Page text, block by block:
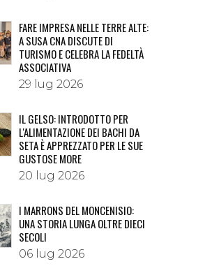
FARE IMPRESA NELLE TERRE ALTE:
A SUSA CNA DISCUTE DI
TURISMO E CELEBRA LA FEDELTÀ
ASSOCIATIVA
29 lug 2026
IL GELSO: INTRODOTTO PER
L'ALIMENTAZIONE DEI BACHI DA
SETA È APPREZZATO PER LE SUE
GUSTOSE MORE
20 lug 2026
I MARRONS DEL MONCENISIO:
UNA STORIA LUNGA OLTRE DIECI
SECOLI
06 lug 2026